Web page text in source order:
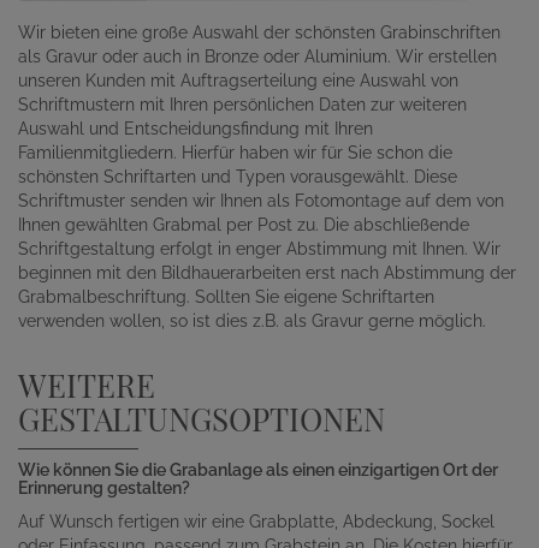
Wir bieten eine große Auswahl der schönsten Grabinschriften
als Gravur oder auch in Bronze oder Aluminium. Wir erstellen
unseren Kunden mit Auftragserteilung eine Auswahl von
Schriftmustern mit Ihren persönlichen Daten zur weiteren
Auswahl und Entscheidungsfindung mit Ihren
Familienmitgliedern. Hierfür haben wir für Sie schon die
schönsten Schriftarten und Typen vorausgewählt. Diese
Schriftmuster senden wir Ihnen als Fotomontage auf dem von
Ihnen gewählten Grabmal per Post zu. Die abschließende
Schriftgestaltung erfolgt in enger Abstimmung mit Ihnen. Wir
beginnen mit den Bildhauerarbeiten erst nach Abstimmung der
Grabmalbeschriftung. Sollten Sie eigene Schriftarten
verwenden wollen, so ist dies z.B. als Gravur gerne möglich.
WEITERE
GESTALTUNGSOPTIONEN
Wie können Sie die Grabanlage als einen einzigartigen Ort der
Erinnerung gestalten?
Auf Wunsch fertigen wir eine Grabplatte, Abdeckung, Sockel